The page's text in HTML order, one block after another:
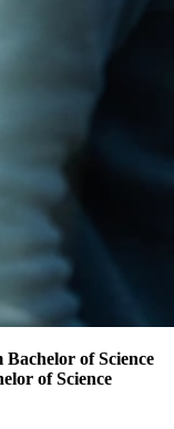
Bachelor of Science
of Science